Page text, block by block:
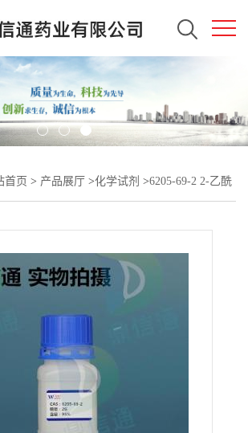
首页 > 产品展厅 >化学试剂 >6205-69-2 2-乙酰